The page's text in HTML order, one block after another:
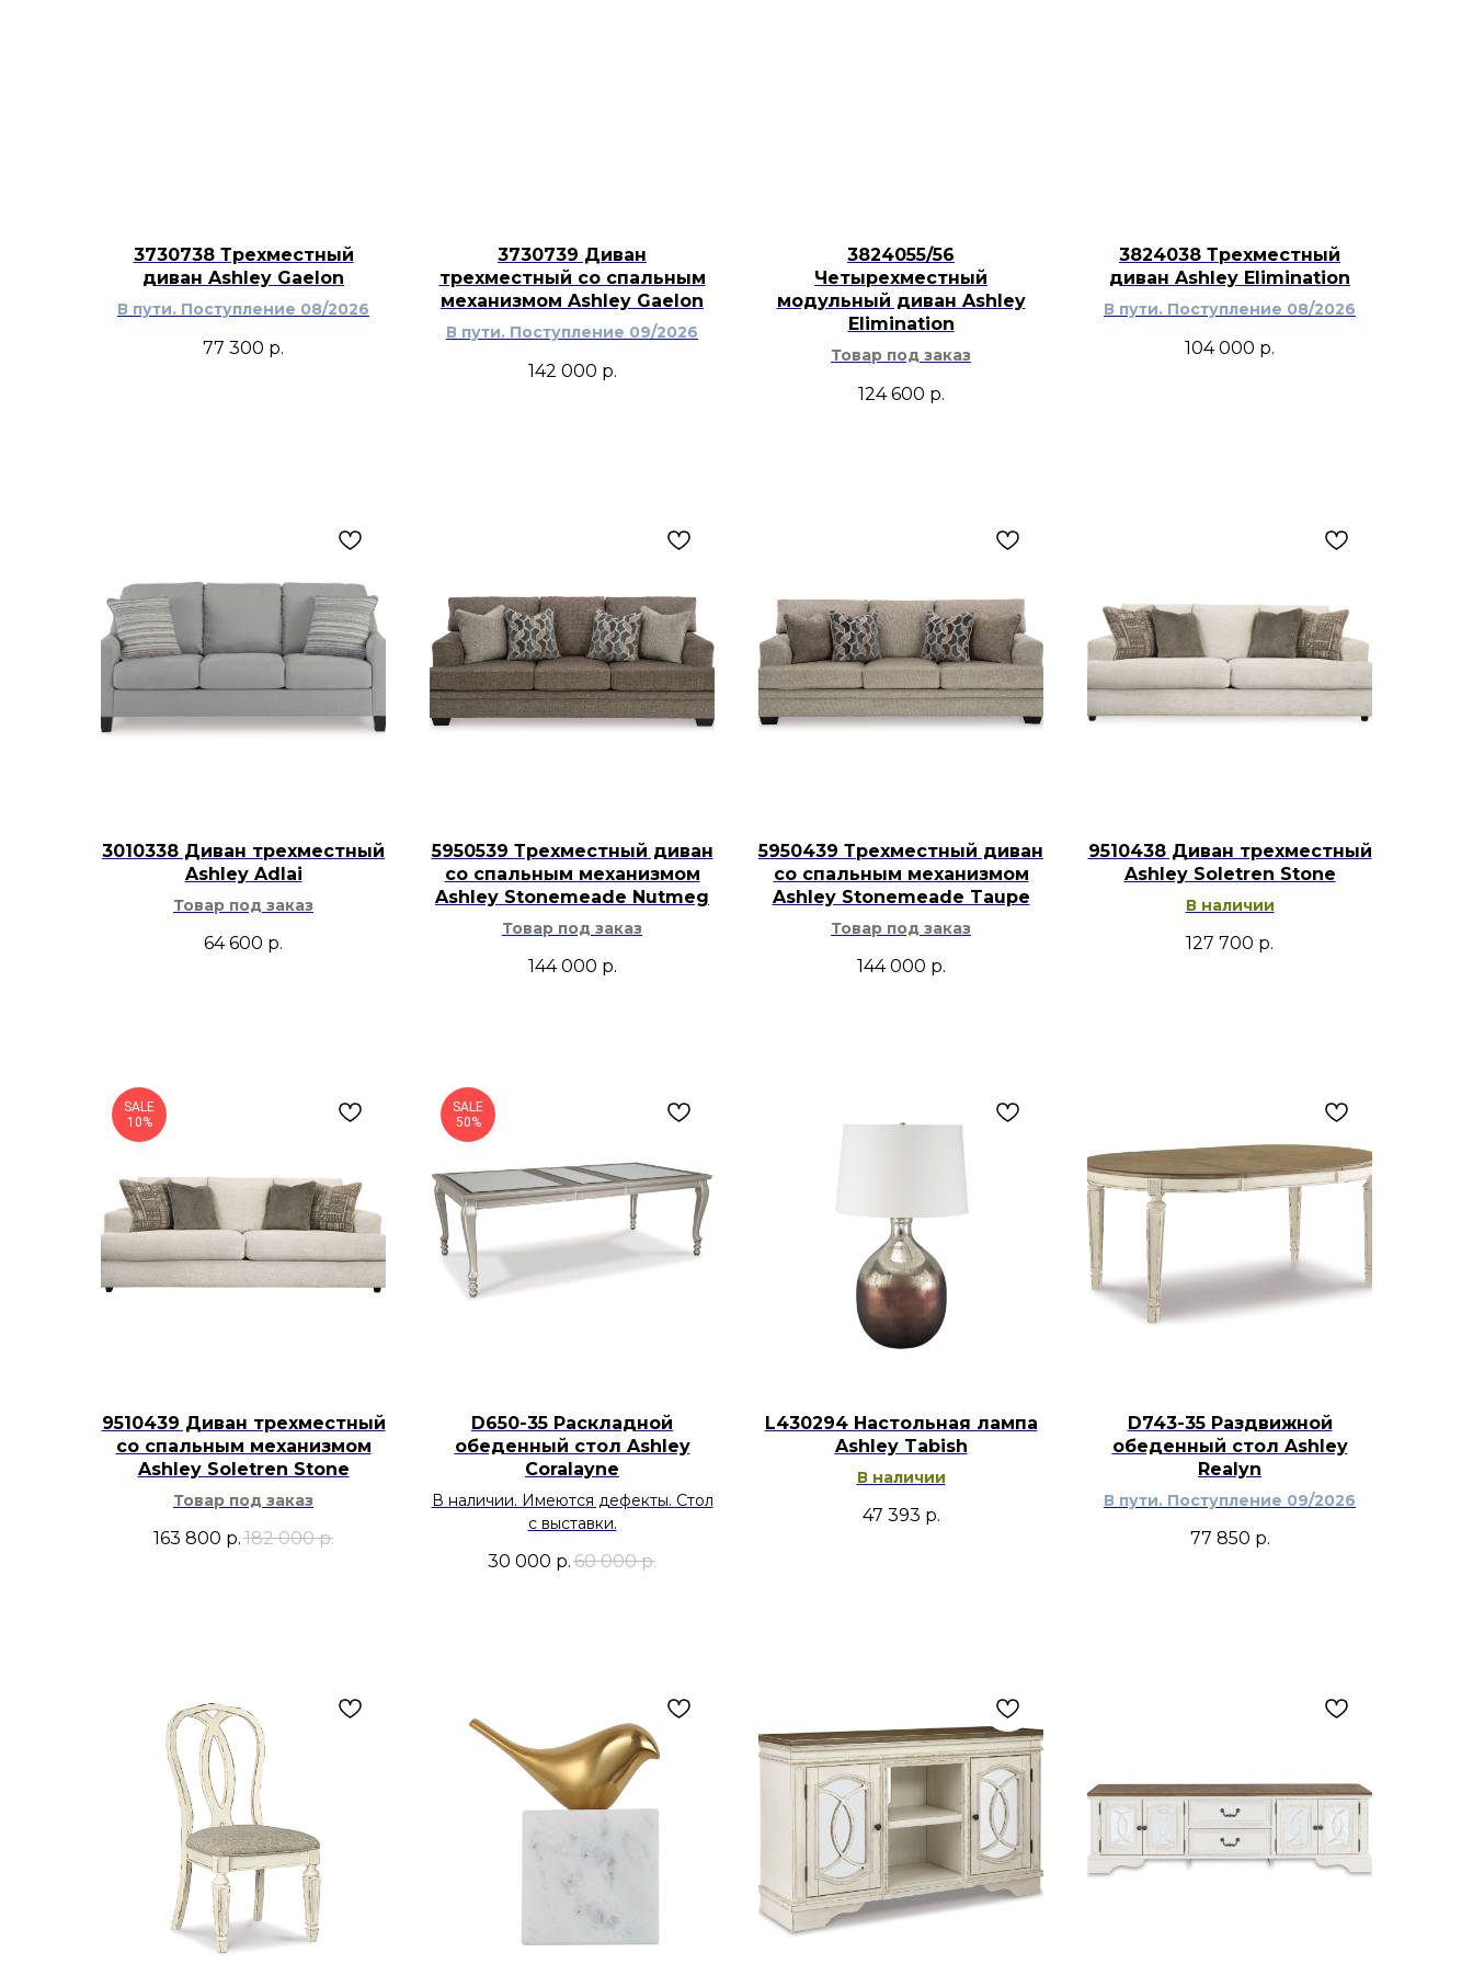
3730738 Трехместный
диван Ashley Gaelon
В пути. Поступление 08/2026
77 300 р.
3730739 Диван
трехместный со спальным
механизмом Ashley Gaelon
В пути. Поступление 09/2026
142 000 р.
3824055/56
Четырехместный
модульный диван Ashley
Elimination
Товар под заказ
124 600 р.
3824038 Трехместный
диван Ashley Elimination
В пути. Поступление 08/2026
104 000 р.
3010338 Диван трехместный
Ashley Adlai
Товар под заказ
64 600 р.
5950539 Трехместный диван
со спальным механизмом
Ashley Stonemeade Nutmeg
Товар под заказ
144 000 р.
5950439 Трехместный диван
со спальным механизмом
Ashley Stonemeade Taupe
Товар под заказ
144 000 р.
9510438 Диван трехместный
Ashley Soletren Stone
В наличии
127 700 р.
SALE
10%
9510439 Диван трехместный
со спальным механизмом
Ashley Soletren Stone
Товар под заказ
163 800 р.182 000 р.
SALE
50%
D650-35 Раскладной
обеденный стол Ashley
Coralayne
В наличии. Имеются дефекты. Стол
с выставки.
30 000 р. 60 000 р.
L430294 Настольная лампа
Ashley Tabish
В наличии
47 393 р.
D743-35 Раздвижной
обеденный стол Ashley
Realyn
В пути. Поступление 09/2026
77 850 р.